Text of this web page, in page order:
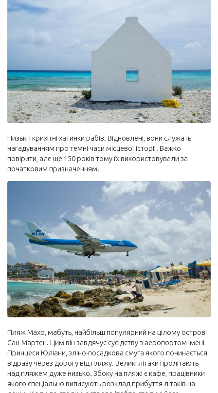
Низькі і крихітні хатинки рабів. Відновлені, вони служать
нагадуванням про темні часи місцевої історії. Важко
повірити, але ще 150 років тому їх використовували за
початковим призначенням.
Пляж Махо, мабуть, найбільш популярний на цілому острові
Сан-Мартен. Цим він завдячує сусідству з аеропортом імені
Принцеси Юліани, зліно-посадкова смуга якого починається
відразу через дорогу від пляжу. Великі літаки пролітають
над пляжем дуже низько. Збоку на пляжі є кафе, працівники
якого спеціально виписують розклад прибуття літаків на